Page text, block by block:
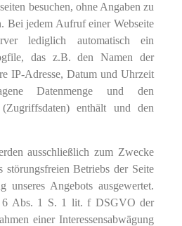
besuchen, ohne Angaben zu
Bei jedem Aufruf einer Webseite
lediglich automatisch ein
das z.B. den Namen der
IP-Adresse, Datum und Uhrzeit
Datenmenge und den
enthält und den
ausschließlich zum Zwecke
störungsfreien Betriebs der Seite
unseres Angebots ausgewertet.
6 Abs. 1 S. 1 lit. f DSGVO der
einer Interessensabwägung